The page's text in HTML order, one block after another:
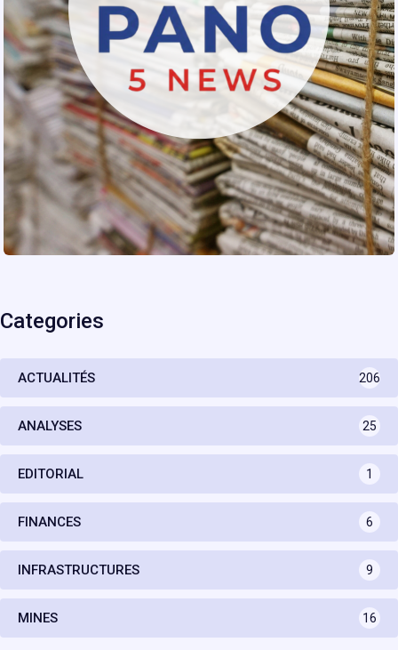
Categories
ACTUALITÉS 206
ANALYSES 25
EDITORIAL 1
FINANCES 6
INFRASTRUCTURES 9
MINES 16